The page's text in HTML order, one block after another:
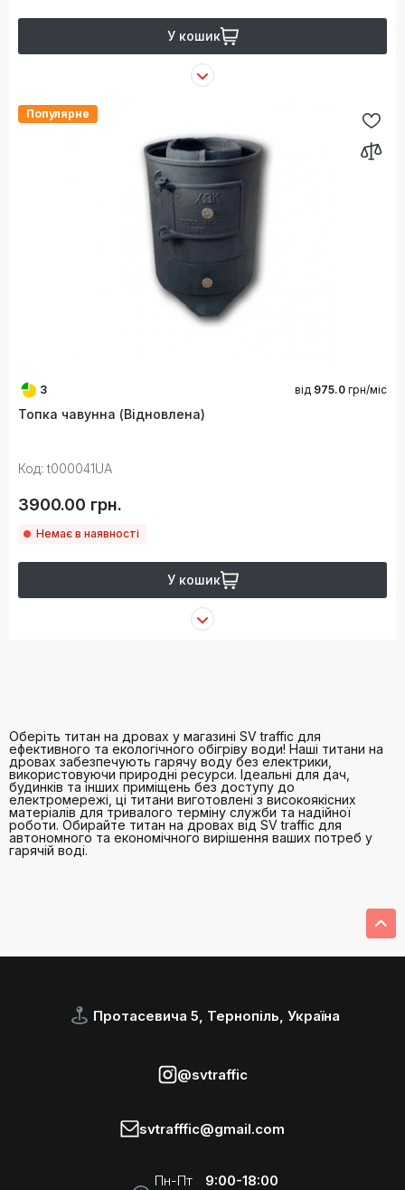
У кошик
Популярне
3 від 975.0 грн/міс
Топка чавунна (Відновлена)
Код: t000041UA
3900.00 грн.
Немає в наявності
У кошик
Оберіть титан на дровах у магазині SV traffic для
ефективного та екологічного обігріву води! Наші титани на
дровах забезпечують гарячу воду без електрики,
використовуючи природні ресурси. Ідеальні для дач,
будинків та інших приміщень без доступу до
електромережі, ці титани виготовлені з високоякісних
матеріалів для тривалого терміну служби та надійної
роботи. Обирайте титан на дровах від SV traffic для
автономного та економічного вирішення ваших потреб у
гарячій воді.
Протасевича 5, Тернопіль, Україна
@svtraffic
svtrafffic@gmail.com
Пн-Пт
9:00-18:00